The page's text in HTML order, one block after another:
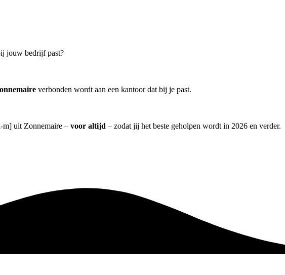
jouw bedrijf past?
verbonden wordt aan een kantoor dat bij je past.
m] uit Zonnemaire – voor altijd – zodat jij het beste geholpen wordt in 2026 en verder.